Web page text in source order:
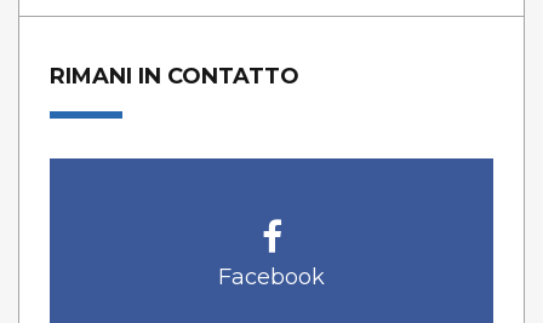
RIMANI IN CONTATTO
Facebook